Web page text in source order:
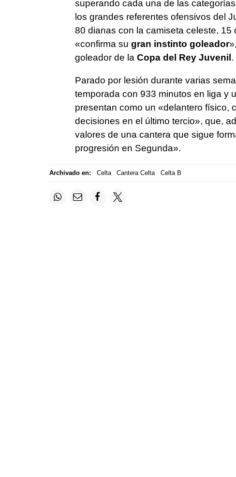
superando cada una de las
los grandes referentes ofensivos del
80 dianas con la camiseta celeste,
«confirma su gran instinto goleador
goleador de la Copa del Rey Juvenil.
Parado por lesión durante varias
temporada con 933 minutos en liga y
presentan como un «delantero físico,
decisiones en el último tercio», que,
valores de una cantera que sigue
progresión en Segunda».
Archivado en: Celta Cantera Celta Celta B